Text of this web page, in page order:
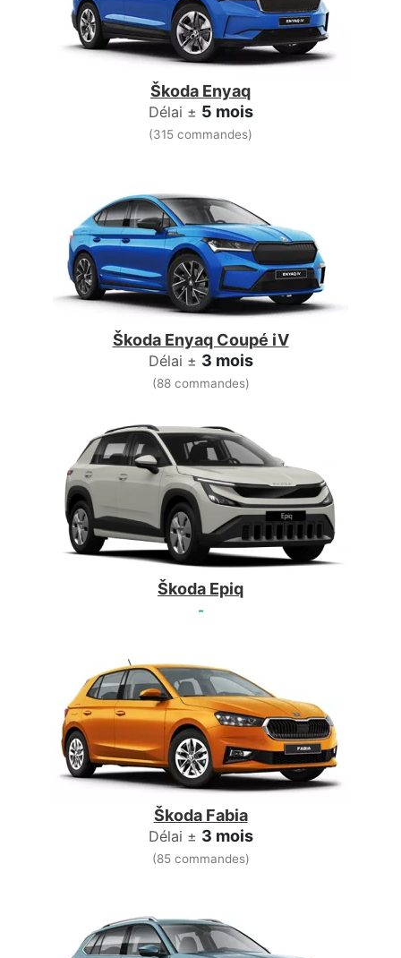
Škoda Enyaq
Délai ± 5 mois
(315 commandes)
Škoda Enyaq Coupé iV
Délai ± 3 mois
(88 commandes)
Škoda Epiq
-
Škoda Fabia
Délai ± 3 mois
(85 commandes)